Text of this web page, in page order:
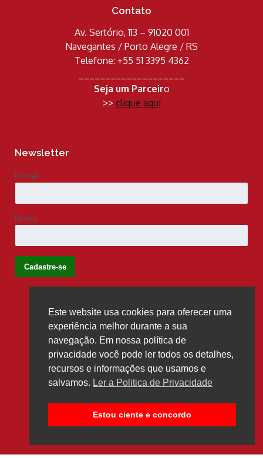
Contato
Av. Sertório, 113 – 91020 001
Navegantes / Porto Alegre / RS
Telefone: +55 51 3395 4362
Seja um Parceiro
>> clique aqui
Newsletter
E-mail
Nome
Siga-nos
Este website usa cookies para oferecer uma
experiência melhor durante a sua
navegação. Em nossa política de
privacidade você pode ler todos os detalhes,
recursos e informações que usamos e
salvamos. Ler a Politica de Privacidade
Estou ciente e concordo